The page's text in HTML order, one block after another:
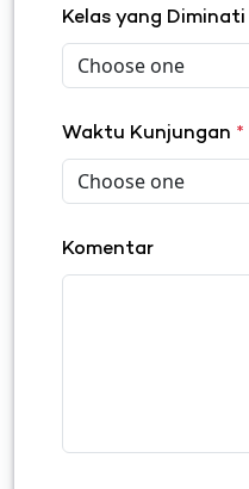
Kelas yang Diminati
Waktu Kunjungan *
Komentar